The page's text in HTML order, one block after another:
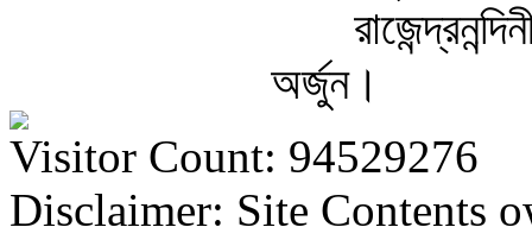
অর্জুন।
Visitor Count: 94529276
Disclaimer: Site Contents